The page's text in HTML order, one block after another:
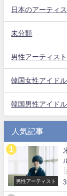
日本のアーティス
未分類
男性アーティスト
韓国女性アイドル
韓国男性アイドル
人気記事
男性アーティスト